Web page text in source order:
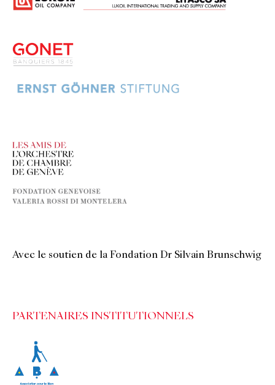
Avec le soutien de la Fondation Dr Silvain Brunschwig
PARTENAIRES INSTITUTIONNELS